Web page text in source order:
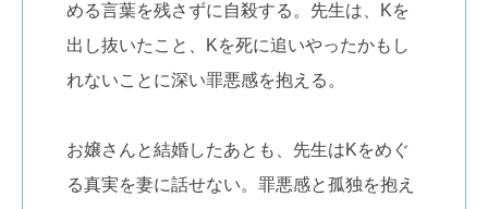
める言葉を残さずに自殺する。先生は、Kを
出し抜いたこと、Kを死に追いやったかもし
れないことに深い罪悪感を抱える。
お嬢さんと結婚したあとも、先生はKをめぐ
る真実を妻に話せない。罪悪感と孤独を抱え